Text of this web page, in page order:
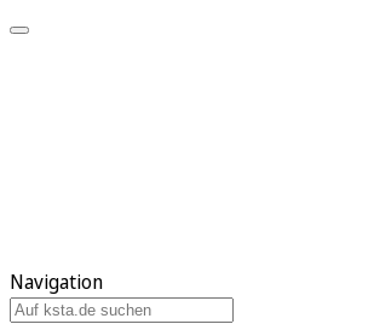
Navigation